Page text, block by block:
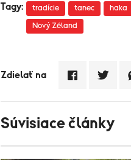
Tagy: tradície tanec haka
Nový Zéland
Zdielať na
Súvisiace články